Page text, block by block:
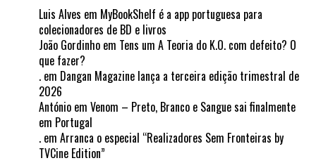
Luis Alves em MyBookShelf é a app portuguesa para
colecionadores de BD e livros
João Gordinho em Tens um A Teoria do K.O. com defeito? O
que fazer?
. em Dangan Magazine lança a terceira edição trimestral de
2026
António em Venom – Preto, Branco e Sangue sai finalmente
em Portugal
. em Arranca o especial “Realizadores Sem Fronteiras by
TVCine Edition”